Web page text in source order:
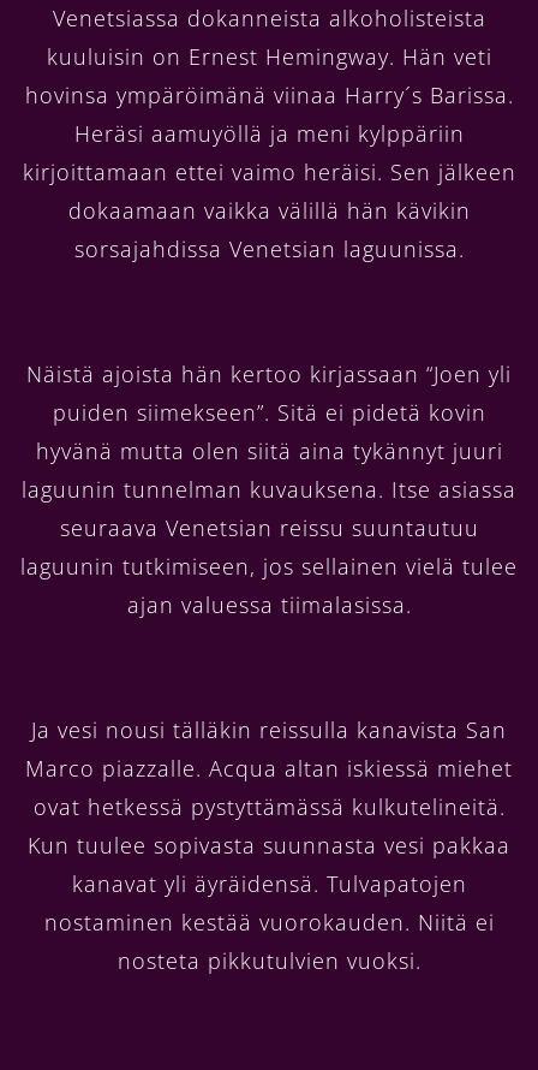
Venetsiassa dokanneista alkoholisteista
kuuluisin on Ernest Hemingway. Hän veti
hovinsa ympäröimänä viinaa Harry´s Barissa.
Heräsi aamuyöllä ja meni kylppäriin
kirjoittamaan ettei vaimo heräisi. Sen jälkeen
dokaamaan vaikka välillä hän kävikin
sorsajahdissa Venetsian laguunissa.
Näistä ajoista hän kertoo kirjassaan “Joen yli
puiden siimekseen”. Sitä ei pidetä kovin
hyvänä mutta olen siitä aina tykännyt juuri
laguunin tunnelman kuvauksena. Itse asiassa
seuraava Venetsian reissu suuntautuu
laguunin tutkimiseen, jos sellainen vielä tulee
ajan valuessa tiimalasissa.
Ja vesi nousi tälläkin reissulla kanavista San
Marco piazzalle. Acqua altan iskiessä miehet
ovat hetkessä pystyttämässä kulkutelineitä.
Kun tuulee sopivasta suunnasta vesi pakkaa
kanavat yli äyräidensä. Tulvapatojen
nostaminen kestää vuorokauden. Niitä ei
nosteta pikkutulvien vuoksi.